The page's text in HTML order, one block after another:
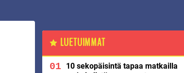
LUETUIMMAT
10 sekopäisintä tapaa matkailla